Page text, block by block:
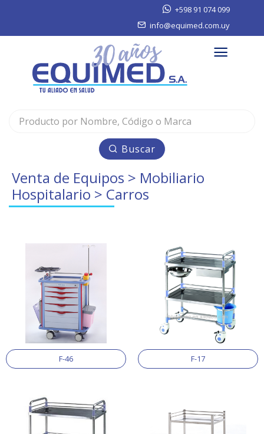
+598 91 074 099
info@equimed.com.uy
Buscar
Venta de Equipos > Mobiliario
Hospitalario > Carros
F-46 F-17